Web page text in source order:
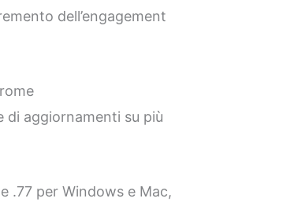
dell’engagement
di aggiornamenti su più
.77 per Windows e Mac,